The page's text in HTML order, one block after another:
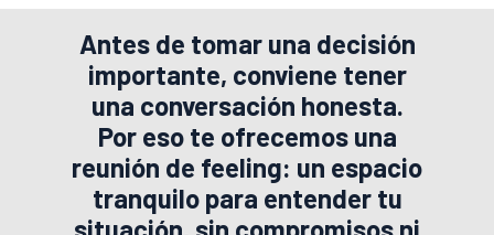
Antes de tomar una decisión
importante, conviene tener
una conversación honesta.
Por eso te ofrecemos una
reunión de feeling: un espacio
tranquilo para entender tu